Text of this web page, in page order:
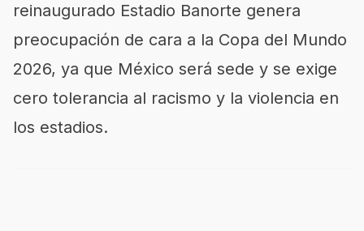
reinaugurado Estadio Banorte genera
preocupación de cara a la Copa del Mundo
2026, ya que México será sede y se exige
cero tolerancia al racismo y la violencia en
los estadios.